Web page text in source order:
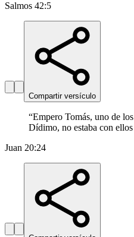
Salmos 42:5
Compartir versículo
“Empero Tomás, uno de
Dídimo, no estaba con
Juan 20:24